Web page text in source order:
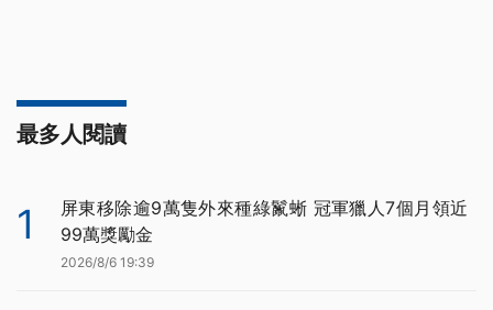
最多人閱讀
1
屏東移除逾9萬隻外來種綠鬣蜥 冠軍獵人7個月領近
99萬獎勵金
2026/8/6 19:39